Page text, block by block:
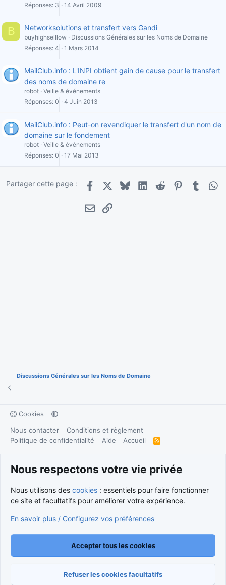
Réponses 3 14 Avril 2009
B Networksolutions et transfert vers Gandi
buyhighselllow
Discussions Générales sur les Noms de Domaine
Réponses 4 1 Mars 2014
MailClub.info : L'INPI obtient gain de cause pour le transfert
des noms de domaine re
robot Veille & événements
Réponses 0 4 Juin 2013
MailClub.info : Peut-on revendiquer le transfert d'un nom de
domaine sur le fondement
robot Veille & événements
Réponses 0 17 Mai 2013
Partager cette page :
Facebook
X BlueskyLinkedInRedditPinterestTumblr
E-mailLien
Discussions Générales sur les Noms de Domaine
Cookies
Nous contacter
Conditions et règlement
Politique de confidentialité
Aide Accueil
R
S
Traduction française parXenForo FR|Media embeds via s9e/MediaSites
Nous respectons votre vie privée
Nous utilisons des cookies : essentiels pour faire fonctionner
ce site et facultatifs pour améliorer votre expérience.
En savoir plus / Configurez vos préférences
Accepter tous les cookies
Refuser les cookies facultatifs